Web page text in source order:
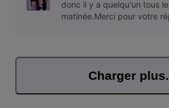
donc il y a quelqu'un tous
matinée.Merci pour votre
Charger